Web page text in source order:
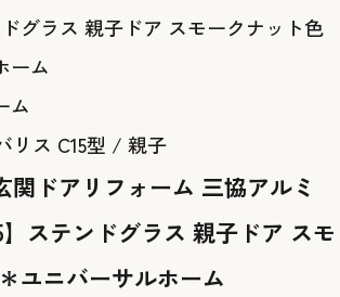
ム
リス C15型 / 親子
関ドアリフォーム 三協アルミ
】ステンドグラス 親子ドア スモ
ユニバーサルホーム